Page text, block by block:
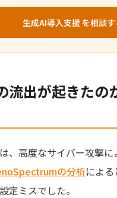
生成AI導入支援 を相談す
流出が起きたの
、高度なサイバー攻撃に
の分析によ
定ミスでした。